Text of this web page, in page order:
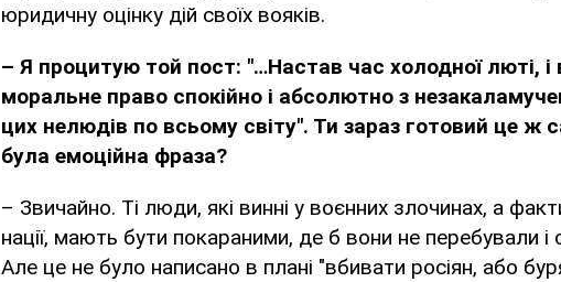
юридичну оцінку дій своїх вояків.
– Я процитую той пост: "…Настав час холодної люті, і
моральне право спокійно і абсолютно з
цих нелюдів по всьому світу". Ти зараз готовий це ж
була емоційна фраза?
– Звичайно. Ті люди, які винні у воєнних злочинах, а
нації, мають бути покараними, де б вони не перебували і
Але це не було написано в плані "вбивати росіян, або